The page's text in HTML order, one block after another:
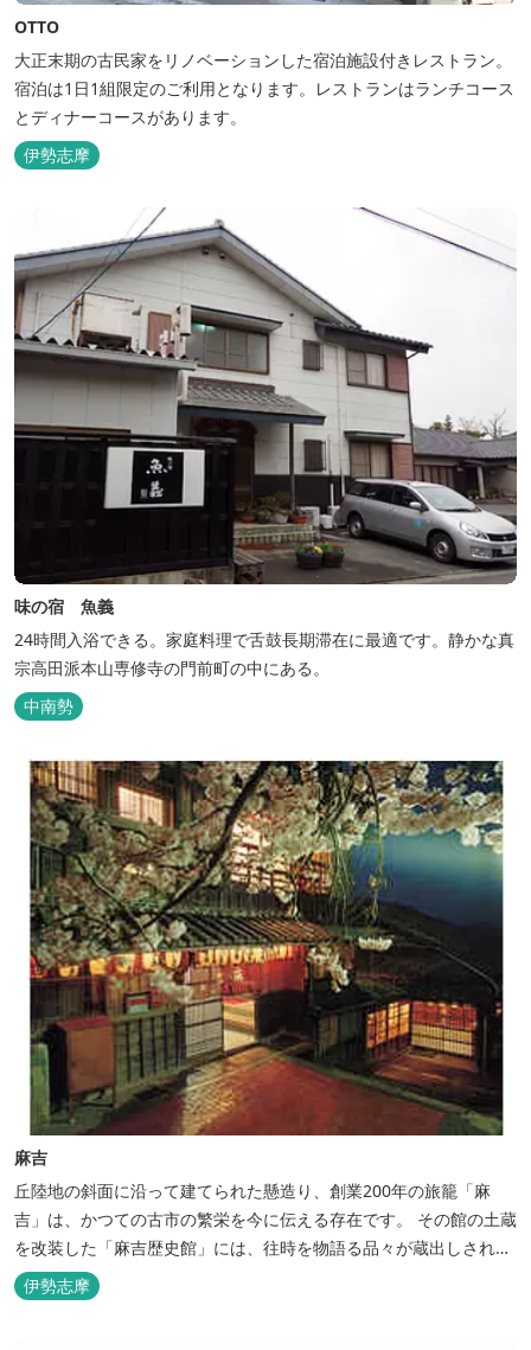
OTTO
大正末期の古民家をリノベーションした宿泊施設付きレストラン。
宿泊は1日1組限定のご利用となります。レストランはランチコース
とディナーコースがあります。
伊勢志摩
味の宿 魚義
24時間入浴できる。家庭料理で舌鼓長期滞在に最適です。静かな真
宗高田派本山専修寺の門前町の中にある。
中南勢
麻吉
丘陸地の斜面に沿って建てられた懸造り、創業200年の旅籠「麻
吉」は、かつての古市の繁栄を今に伝える存在です。 その館の土蔵
を改装した「麻吉歴史館」には、往時を物語る品々が蔵出しされ、
お伊勢参り華やかなりし頃へとお誘い致します。
伊勢志摩